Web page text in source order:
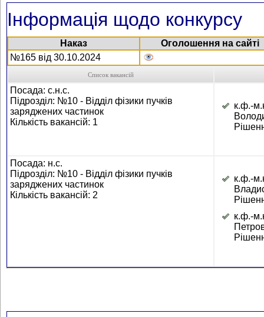
Інформація щодо конкурсу
Наказ
Оголошення на сайті
№165 від 30.10.2024
Список вакансій
Посада: с.н.с.
Підрозділ: №10 - Відділ фізики пучків
заряджених частинок
Кількість вакансій: 1
к.ф.-
Посада: н.с.
Підрозділ: №10 - Відділ фізики пучків
заряджених частинок
Кількість вакансій: 2
к.ф.-
к.ф.-